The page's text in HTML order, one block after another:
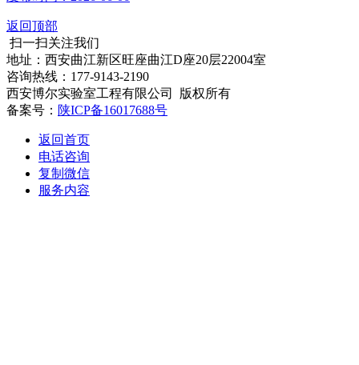
返回顶部
扫一扫关注我们
地址：西安曲江新区旺座曲江D座20层22004室
咨询热线：177-9143-2190
西安博尔实验室工程有限公司 版权所有
备案号： 陕ICP备16017688号
返回首页
电话咨询
复制微信
服务内容